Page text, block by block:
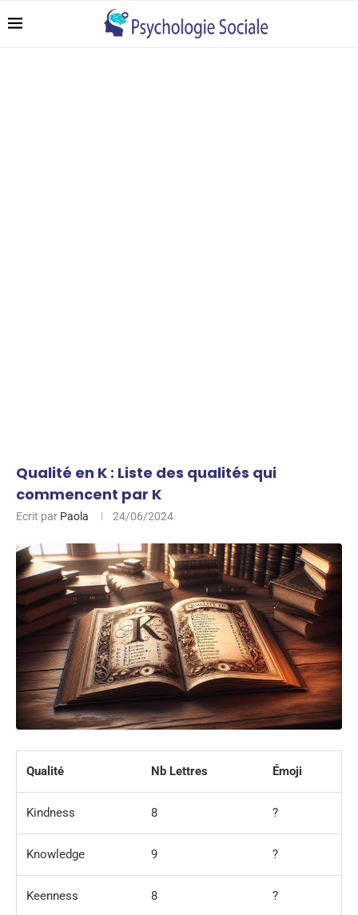
Qualité en K : Liste des qualités qui
commencent par K
Ecrit par Paola 24/06/2024
Qualité Nb Lettres Émoji
Kindness 8 ?
Knowledge 9 ?
Keenness 8 ?